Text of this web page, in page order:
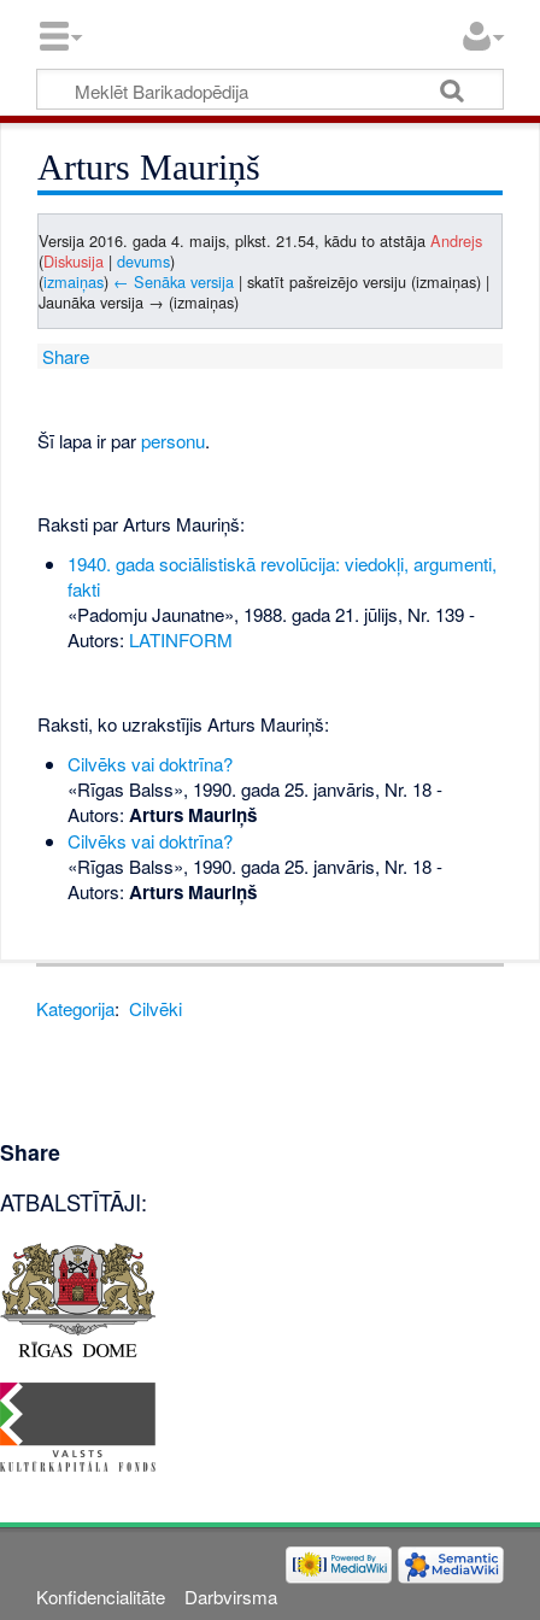
Arturs Mauriņš
Versija 2016. gada 4. maijs, plkst. 21.54, kādu to atstājaAndrejs
(Diskusija |devums)
(izmaiņas) ← Senāka versija | skatīt pašreizējo versiju (izmaiņas) |
Jaunāka versija → (izmaiņas)
Share
Šī lapa ir parpersonu.
Raksti par Arturs Mauriņš:
1940. gada sociālistiskā revolūcija: viedokļi, argumenti,
fakti
«Padomju Jaunatne», 1988. gada 21. jūlijs, Nr. 139-
Autors: LATINFORM
Raksti, ko uzrakstījis Arturs Mauriņš:
Cilvēks vai doktrīna?
«Rīgas Balss», 1990. gada 25. janvāris, Nr. 18-
Autors: Arturs Mauriņš
Cilvēks vai doktrīna?
«Rīgas Balss», 1990. gada 25. janvāris, Nr. 18-
Autors: Arturs Mauriņš
Kategorija: Cilvēki
Share
ATBALSTĪTĀJI:
Konfidencialitāte Darbvirsma